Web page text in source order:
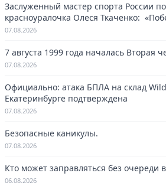
Заслуженный мастер спорта России
красноуралочка Олеся Ткаченко:
навсегда»
07.08.2026
7 августа 1999 года началась Вторая
07.08.2026
Официально: атака БПЛА на склад
Екатеринбурге подтверждена
07.08.2026
Безопасные каникулы.
07.08.2026
Кто может заправляться без очереди
06.08.2026